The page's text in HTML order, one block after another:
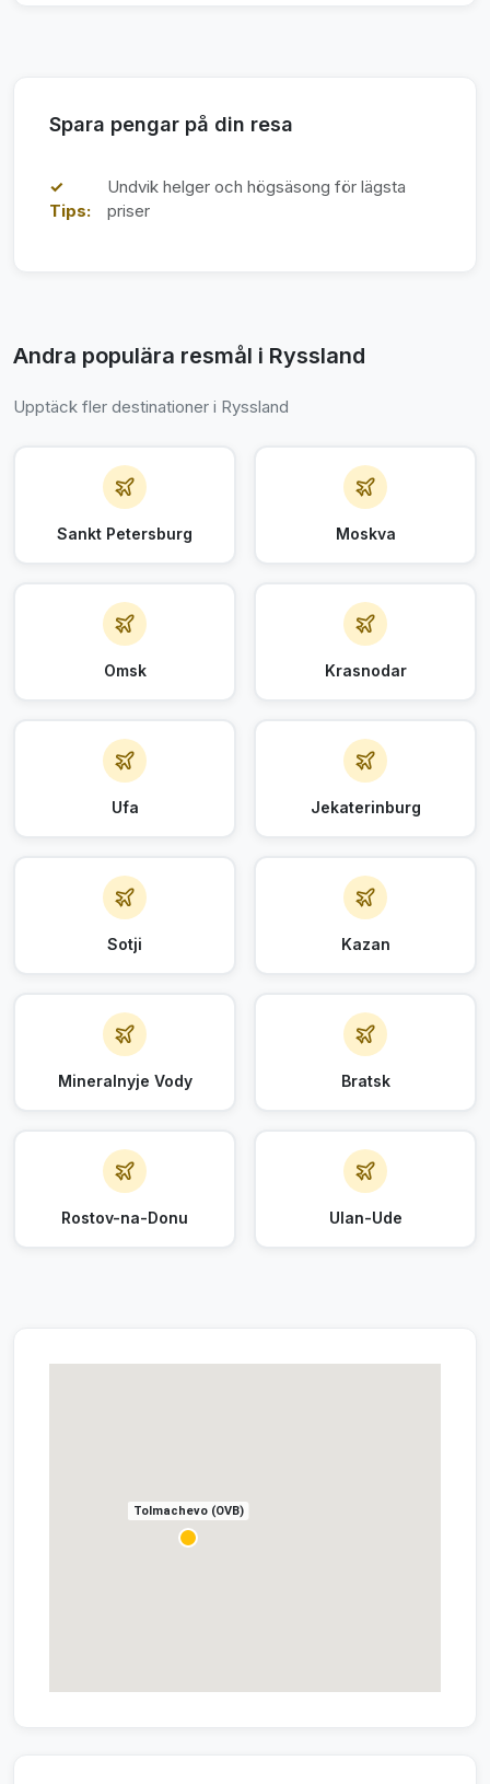
Spara pengar på din resa
✓
Tips:
Undvik helger och högsäsong för lägsta
priser
Andra populära resmål i Ryssland
Upptäck fler destinationer i Ryssland
Sankt Petersburg Moskva
Omsk Krasnodar
Ufa Jekaterinburg
Sotji Kazan
Mineralnyje Vody Bratsk
Rostov-na-Donu Ulan-Ude
Tolmachevo (OVB)